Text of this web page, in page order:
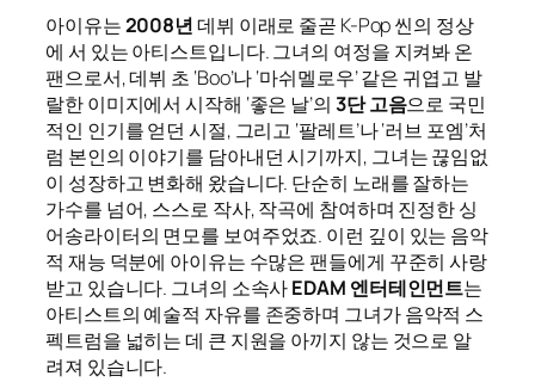
아이유는2008년데뷔 이래로 줄곧 K-Pop 씬의 정상
에 서 있는 아티스트입니다. 그녀의 여정을 지켜봐 온
팬으로서, 데뷔 초 ‘Boo’나 ‘마쉬멜로우’ 같은 귀엽고 발
랄한 이미지에서 시작해 ‘좋은 날’의 3단 고음으로 국민
적인 인기를 얻던 시절, 그리고 ‘팔레트’나 ‘러브 포엠’처
럼 본인의 이야기를 담아내던 시기까지, 그녀는 끊임없
이 성장하고 변화해 왔습니다. 단순히 노래를 잘하는
가수를 넘어, 스스로 작사, 작곡에 참여하며 진정한 싱
어송라이터의 면모를 보여주었죠. 이런 깊이 있는 음악
적 재능 덕분에 아이유는 수많은 팬들에게 꾸준히 사랑
받고 있습니다. 그녀의 소속사EDAM 엔터테인먼트는
아티스트의 예술적 자유를 존중하며 그녀가 음악적 스
펙트럼을 넓히는 데 큰 지원을 아끼지 않는 것으로 알
려져 있습니다.